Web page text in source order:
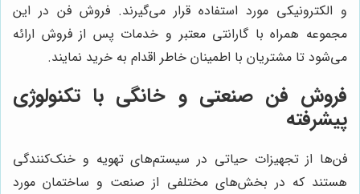
و الکترونیکی مورد استفاده قرار می‌گیرند. فروش فن در این
مجموعه همراه با گارانتی معتبر و خدمات پس از فروش ارائه
می‌شود تا مشتریان با اطمینان خاطر اقدام به خرید نمایند.
فروش فن صنعتی و خانگی با تکنولوژی
پیشرفته
فن‌ها از تجهیزات حیاتی در سیستم‌های تهویه و خنک‌کنندگی
هستند که در بخش‌های مختلفی از صنعت و ساختمان مورد